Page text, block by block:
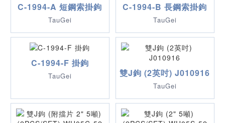
C-1994-A 短鋼索掛鉤
TauGei
C-1994-B 長鋼索掛鉤
TauGei
C-1994-F 掛鉤
TauGei 雙J鉤 (2英吋) J010916
TauGei